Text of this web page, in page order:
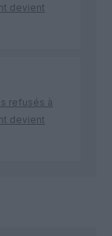
devient
refusés à
devient